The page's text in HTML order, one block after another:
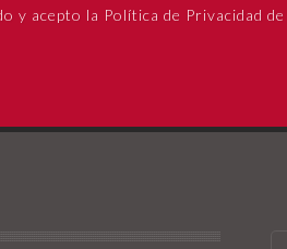
y acepto la Política de Privacidad